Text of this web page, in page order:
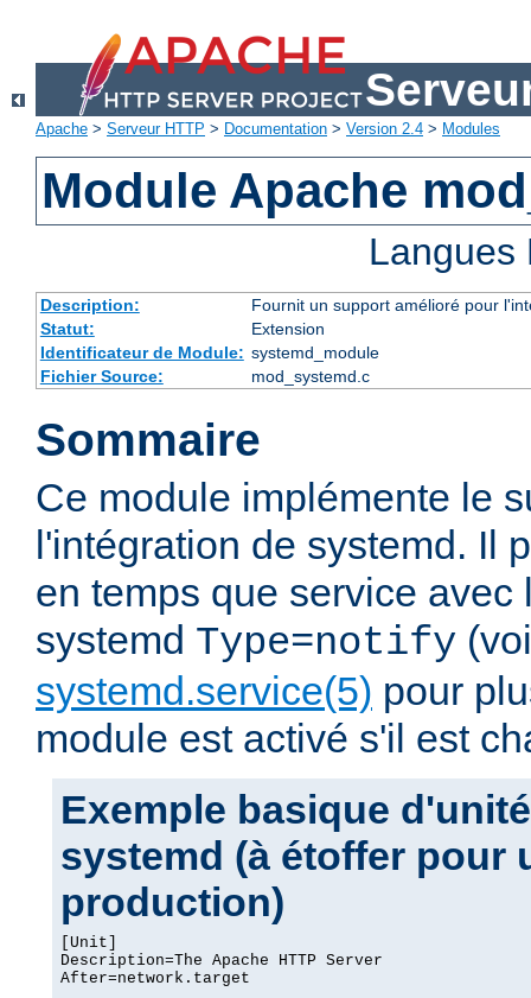
Apache > Serveur HTTP > Documentation > Version 2.4 > Modules
Module Apache
Description:
Fournit un support amélioré pour
Statut:
Extension
Identificateur de Module: systemd_module
Fichier Source:
mod_systemd.c
Sommaire
Ce module implémente le
l'intégration de systemd. Il
en temps que service avec
systemd Type=notify
systemd.service(5) pour
module est activé s'il est
Exemple basique
systemd (à étoffer pour
production)
[Unit]
Description=The Apache HTTP Server
After=network.target